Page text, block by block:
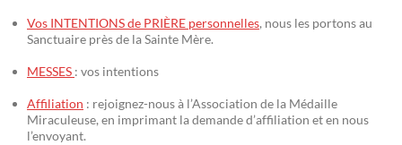
Vos INTENTIONS de PRIÈRE personnelles, nous les portons au
Sanctuaire près de la Sainte Mère.
MESSES : vos intentions
Affiliation : rejoignez-nous à l’Association de la Médaille
Miraculeuse, en imprimant la demande d’affiliation et en nous
l’envoyant.